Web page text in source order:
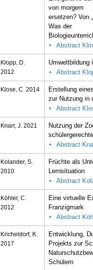
von morgem
ersetzen? Von
Was der
Abstract
Klopp, D.
2012
Umweltbildung
Abstract
Klose, C. 2014
Erstellung
zur Nutzung in
Abstract
Knarr, J. 2021
Nutzung der
Abstract
Kolander, S.
2010
Früchte als
Lernsituation
Abstract
Köhler, C.
2012
Eine virtuelle
Franzigmark
Abstract
Kricheldorf, K.
2017
Entwicklung,
Projekts zur
Schülern